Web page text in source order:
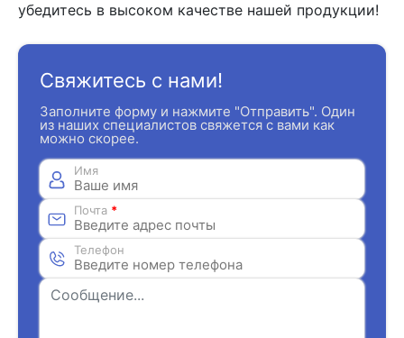
убедитесь в высоком качестве нашей продукции!
Свяжитесь с нами!
Заполните форму и нажмите "Отправить". Один
из наших специалистов свяжется с вами как
можно скорее.
Имя
Почта *
Телефон